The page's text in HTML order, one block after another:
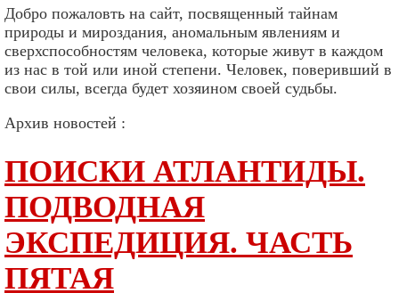
Добро пожаловть на сайт, посвященный тайнам
природы и мироздания, аномальным явлениям и
сверхспособностям человека, которые живут в каждом
из нас в той или иной степени. Человек, поверивший в
свои силы, всегда будет хозяином своей судьбы.
Архив новостей :
ПОИСКИ АТЛАНТИДЫ.
ПОДВОДНАЯ
ЭКСПЕДИЦИЯ. ЧАСТЬ
ПЯТАЯ